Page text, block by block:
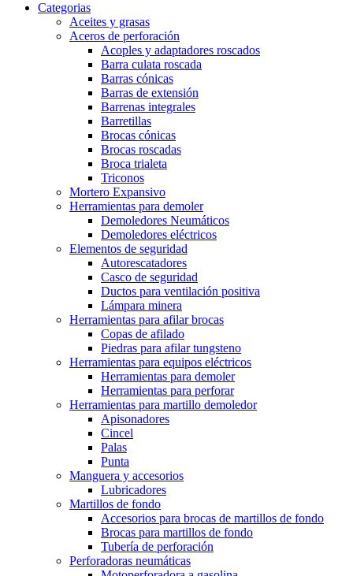
Categorias
Aceites y grasas
Aceros de perforación
Acoples y adaptadores roscados
Barra culata roscada
Barras cónicas
Barras de extensión
Barrenas integrales
Barretillas
Brocas cónicas
Brocas roscadas
Broca trialeta
Triconos
Mortero Expansivo
Herramientas para demoler
Demoledores Neumáticos
Demoledores eléctricos
Elementos de seguridad
Autorescatadores
Casco de seguridad
Ductos para ventilación positiva
Lámpara minera
Herramientas para afilar brocas
Copas de afilado
Piedras para afilar tungsteno
Herramientas para equipos eléctricos
Herramientas para demoler
Herramientas para perforar
Herramientas para martillo demoledor
Apisonadores
Cincel
Palas
Punta
Manguera y accesorios
Lubricadores
Martillos de fondo
Accesorios para brocas de martillos de fondo
Brocas para martillos de fondo
Tubería de perforación
Perforadoras neumáticas